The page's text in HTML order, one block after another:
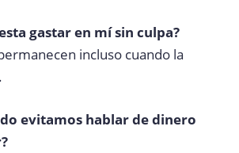
gastar en mí sin culpa?
incluso cuando la
evitamos hablar de dinero